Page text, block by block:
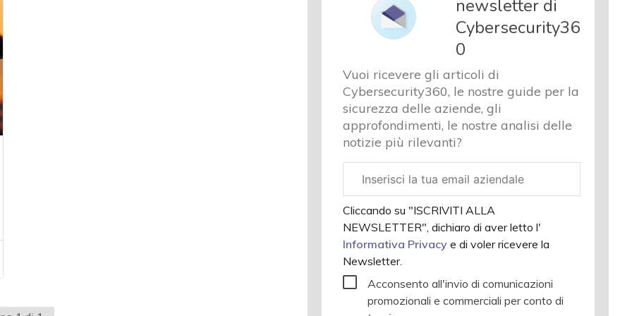
Cyber
sicurezza
e privacy
cybersecurity
Chi siamo
newsletter di
Cybersecurity36
0
Vuoi ricevere gli articoli di
Cybersecurity360, le nostre guide per la
sicurezza delle aziende, gli
approfondimenti, le nostre analisi delle
notizie più rilevanti?
aziendale
Cliccando su "ISCRIVITI ALLA
NEWSLETTER", dichiaro di aver letto l'
Informativa Privacye di voler ricevere la
Newsletter.
Acconsento all'invio di comunicazioni
promozionali e commerciali per conto di